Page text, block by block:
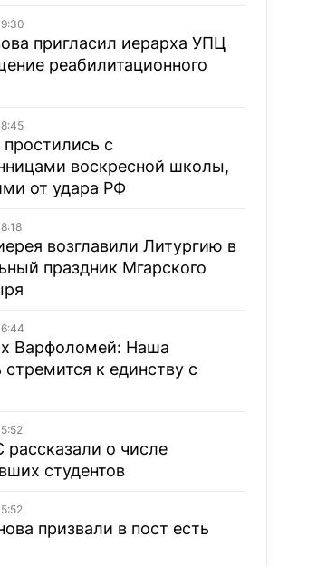
пригласил иерарха УПЦ
реабилитационного
с
воскресной школы,
от удара РФ
возглавили Литургию в
праздник Мгарского
Варфоломей: Наша
к единству с
о числе
студентов
призвали в пост есть